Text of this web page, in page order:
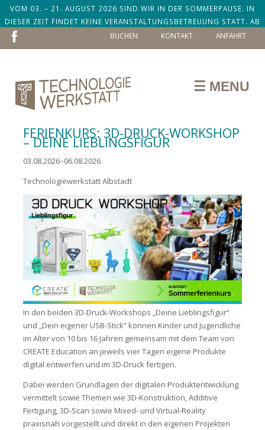
VOM 03. – 21. AUGUST 2026 SIND WIR IN DER SOMMERPAUSE. IN
DIESER ZEIT FINDET KEINE VERANSTALTUNGSBETREUUNG STATT. AB
DEM 24. AUGUST SIND WIR ZURÜCK!
NAVIGATION
ÜBERSPRINGEN
ANFAHRT
KONTAKT
BUCHEN
☰ MENU
FERIENKURS: 3D-DRUCK-WORKSHOP
– DEINE LIEBLINGSFIGUR
03.08.2026–06.08.2026
Technologiewerkstatt Albstadt
In den beiden 3D-Druck-Workshops „Deine Lieblingsfigur“
und „Dein eigener USB-Stick“ können Kinder und Jugendliche
im Alter von 10 bis 16 Jahren gemeinsam mit dem Team von
CREATE Education an jeweils vier Tagen eigene Produkte
digital entwerfen und im 3D-Druck fertigen.
Dabei werden Grundlagen der digitalen Produktentwicklung
vermittelt sowie Themen wie 3D-Konstruktion, Additive
Fertigung, 3D-Scan sowie Mixed- und Virtual-Reality
praxisnah vorgestellt und direkt in den eigenen Projekten